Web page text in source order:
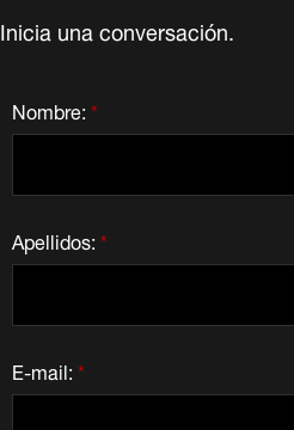
Inicia una conversación.
*
Nombre:
*
Apellidos:
*
E-mail: